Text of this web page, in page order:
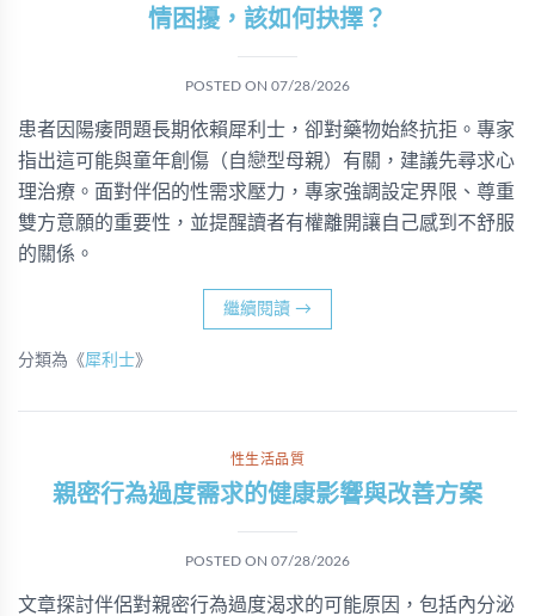
情困擾，該如何抉擇？
POSTED ON 07/28/2026
患者因陽痿問題長期依賴犀利士，卻對藥物始終抗拒。專家
指出這可能與童年創傷（自戀型母親）有關，建議先尋求心
理治療。面對伴侶的性需求壓力，專家強調設定界限、尊重
雙方意願的重要性，並提醒讀者有權離開讓自己感到不舒服
的關係。
繼續閱讀 →
分類為《犀利士》
性生活品質
親密行為過度需求的健康影響與改善方案
POSTED ON 07/28/2026
文章探討伴侶對親密行為過度渴求的可能原因，包括內分泌